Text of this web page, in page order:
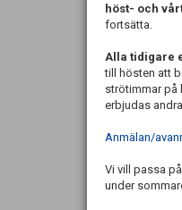
höst- och
fortsätta.
Alla tidigare
till hösten att
strötimmar på
erbjudas
Anmälan/
Vi vill passa
under